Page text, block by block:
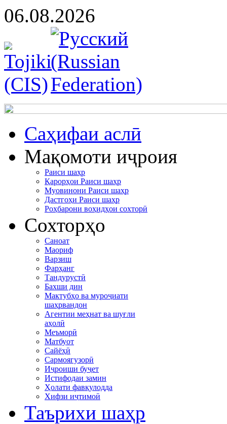
06.08.2026
Cаҳифаи аслӣ
Мақомоти иҷроия
Раиси шаҳр
Қарорҳои Раиси шаҳр
Муовинони Раиси шаҳр
Дастгоҳи Раиси шаҳр
Роҳбарони воҳидҳои сохторӣ
Сохторҳо
Саноат
Маориф
Варзиш
Фарҳанг
Тандурустӣ
Бахши дин
Мактубҳо ва муроҷиати
шаҳрвандон
Агентии меҳнат ва шуғли
аҳолӣ
Меъморӣ
Матбуот
Сайёҳӣ
Сармоягузорӣ
Иҷроиши буҷет
Истифодаи замин
Ҳолати фавқулодда
Хифзи иҷтимоӣ
Таърихи шаҳр